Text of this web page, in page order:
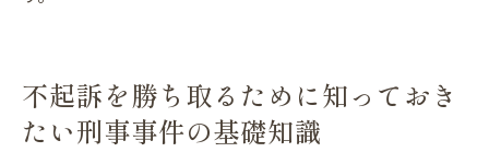
不起訴を勝ち取るために知っておき
たい刑事事件の基礎知識